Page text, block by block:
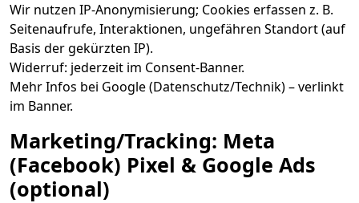
Wir nutzen IP-Anonymisierung; Cookies erfassen z. B.
Seitenaufrufe, Interaktionen, ungefähren Standort (auf
Basis der gekürzten IP).
Widerruf: jederzeit im Consent-Banner.
Mehr Infos bei Google (Datenschutz/Technik) – verlinkt
im Banner.
Marketing/Tracking: Meta
(Facebook) Pixel & Google Ads
(optional)